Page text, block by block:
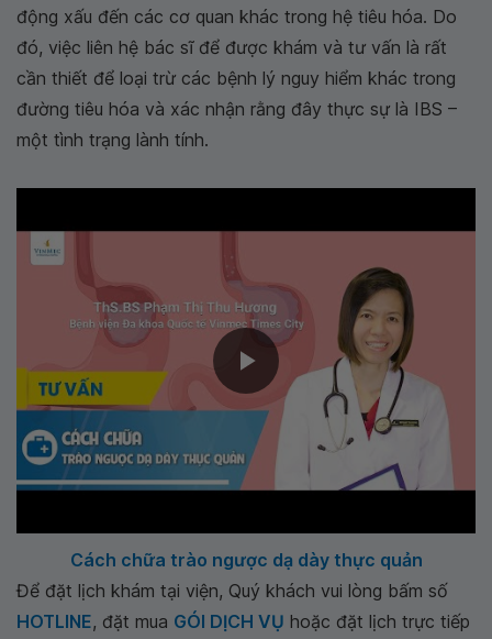
động xấu đến các cơ quan khác trong hệ tiêu hóa. Do
đó, việc liên hệ bác sĩ để được khám và tư vấn là rất
cần thiết để loại trừ các bệnh lý nguy hiểm khác trong
đường tiêu hóa và xác nhận rằng đây thực sự là IBS –
một tình trạng lành tính.
Cách chữa trào ngược dạ dày thực quản
Để đặt lịch khám tại viện, Quý khách vui lòng bấm số
HOTLINE, đặt mua GÓI DỊCH VỤ hoặc đặt lịch trực tiếp